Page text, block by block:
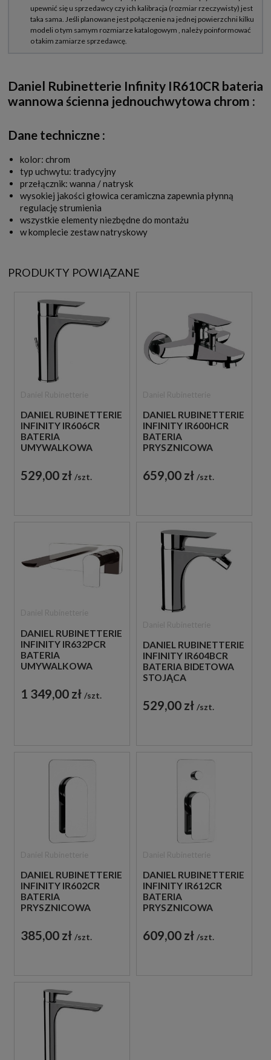
Daniel Rubinetterie Infinity IR610CR bateria
wannowa ścienna jednouchwytowa chrom :
Dane techniczne :
kolor: chrom
typ uchwytu: tradycyjny
przełącznik: wanna / natrysk
wysokiej jakości głowica ceramiczna zapewnia płynną
regulację strumienia
wszystkie elementy niezbędne do montażu
w komplecie zestaw natryskowy
PRODUKTY POWIĄZANE
DANIEL RUBINETTERIE
INFINITY IR606CR
BATERIA
UMYWALKOWA
JEDNOUCHWYTOWA
CHROM
529,00 zł szt.
DANIEL RUBINETTERIE
INFINITY IR600HCR
BATERIA
PRYSZNICOWA
JEDNOUCHWYTOWA
CHROM
659,00 zł szt.
DANIEL RUBINETTERIE
INFINITY IR632PCR
BATERIA
UMYWALKOWA
JEDNOUCHWYTOWA
CHROM
1 349,00 zł szt.
DANIEL RUBINETTERIE
INFINITY IR604BCR
BATERIA BIDETOWA
STOJĄCA
CHROM
529,00 zł szt.
DANIEL RUBINETTERIE
INFINITY IR602CR
BATERIA
PRYSZNICOWA
JEDNOUCHWYTOWA
CHROM
385,00 zł szt.
DANIEL RUBINETTERIE
INFINITY IR612CR
BATERIA
PRYSZNICOWA
JEDNOUCHWYTOWA
CHROM
609,00 zł szt.